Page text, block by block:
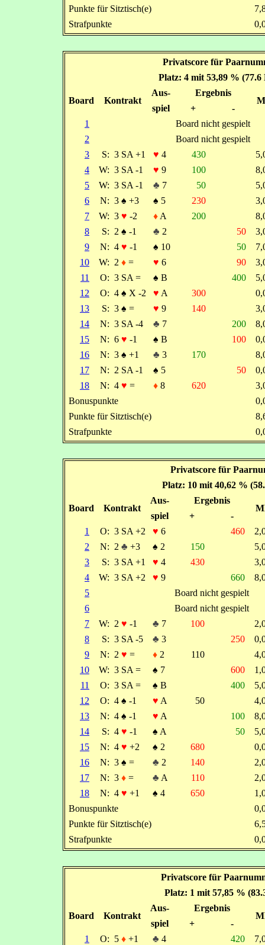
Punkte für Sitztisch(e)
Strafpunkte
Privatscore für
Platz: 4 mit 53,89 %
Board Kontrakt
Aus- Ergebnis
spiel +
-
1
Board nicht gespielt
2
Board nicht gespielt
3
S: 3 SA +1 ♥ 4 430
4
W: 3 SA -1 ♥ 9 100
5
W: 3 SA -1 ♣ 7 50
6
N: 3 ♠ +3 ♠ 5 230
7
W: 3 ♥ -2 ♦ A 200
8
S: 2 ♠ -1 ♣ 2 50
9
N: 4 ♥ -1 ♠ 10 50
10
W: 2 ♦ = ♥ 6 90
11
O: 3 SA = ♠ B 400
12
O: 4 ♠ X -2 ♥ A 300
13
S: 3 ♠ = ♥ 9 140
14
N: 3 SA -4 ♣ 7 200
15
N: 6 ♥ -1 ♠ B 100
16
N: 3 ♠ +1 ♣ 3 170
17
N: 2 SA -1 ♠ 5 50
18
N: 4 ♥ = ♦ 8 620
Bonuspunkte
Punkte für Sitztisch(e)
Strafpunkte
Privatscore für
Platz: 10 mit 40,62 %
Board Kontrakt
Aus- Ergebnis
spiel +
-
1
O: 3 SA +2 ♥ 6 460
2
N: 2 ♣ +3 ♠ 2 150
3
S: 3 SA +1 ♥ 4 430
4
W: 3 SA +2 ♥ 9 660
5
Board nicht gespielt
6
Board nicht gespielt
7
W: 2 ♥ -1 ♣ 7 100
8
S: 3 SA -5 ♣ 3 250
9
N: 2 ♥ = ♦ 2 110
10
W: 3 SA = ♠ 7 600
11
O: 3 SA = ♠ B 400
12
O: 4 ♠ -1 ♥ A 50
13
N: 4 ♠ -1 ♥ A 100
14
S: 4 ♥ -1 ♠ A 50
15
N: 4 ♥ +2 ♠ 2 680
16
N: 3 ♠ = ♣ 2 140
17
N: 3 ♦ = ♣ A 110
18
N: 4 ♥ +1 ♠ 4 650
Bonuspunkte
Punkte für Sitztisch(e)
Strafpunkte
Privatscore für
Platz: 1 mit 57,85 %
Board Kontrakt
Aus- Ergebnis
spiel +
-
1
O: 5 ♦ +1 ♣ 4 420